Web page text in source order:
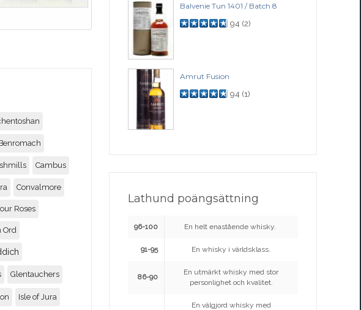
Cambus
Convalmore
Roses
Ord
Glentauchers
Isle of Jura
Balvenie Tun 1401 / Batch 8
94 (2)
Amrut Fusion
94 (1)
Lathund poängsättning
96-100 En helt enastående whisky.
91-95 En whisky i världsklass.
86-90
En utmärkt whisky med stor
personlighet och kvalitet.
En välgjord whisky med